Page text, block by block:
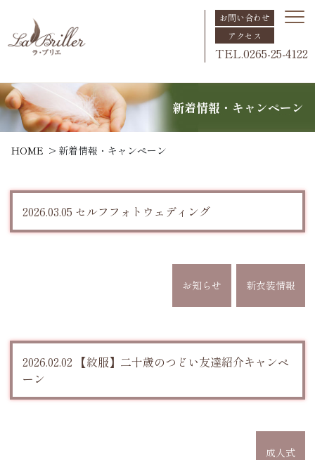
お問い合わせ
アクセス
TEL.0265-25-4122
新着情報・キャンペーン
HOME 新着情報・キャンペーン
2026.03.05 セルフフォトウェディング
お知らせ 新衣装情報
2026.02.02 【紋服】二十歳のつどい友達紹介キャンペ
ーン
成人式